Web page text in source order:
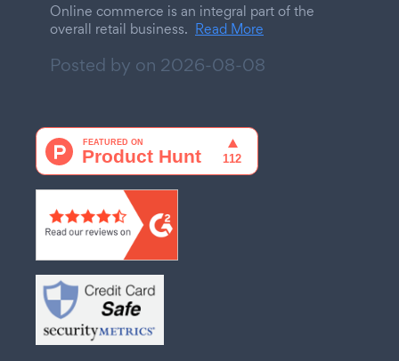
Online commerce is an integral part of the
overall retail business. Read More
Posted by on 2026-08-08